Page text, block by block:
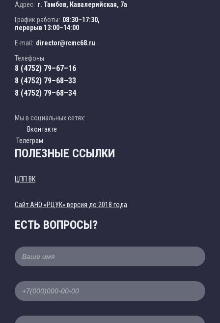
Адрес: г. Тамбов, Кавалерийская, 7а
График работы: 08:30–17:30,
перерыв 13:00–14:00
E-mail: director@rcmc68.ru
Телефоны:
8 (4752) 79–67–16
8 (4752) 79–68–33
8 (4752) 79–68–34
Мы в социальных сетях:
Вконтакте
Телеграм
ПОЛЕЗНЫЕ ССЫЛКИ
ЦПП ВК
Cайт АНО «РЦУК» версия до 2018 года
ЕСТЬ ВОПРОСЫ?